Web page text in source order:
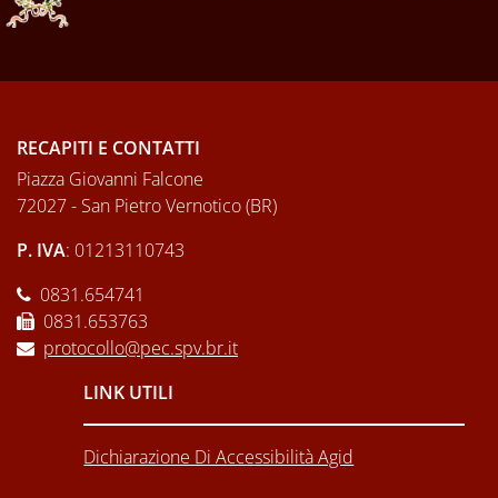
RECAPITI E CONTATTI
Piazza Giovanni Falcone
72027 - San Pietro Vernotico (BR)
P. IVA: 01213110743
0831.654741
0831.653763
protocollo@pec.spv.br.it
LINK UTILI
Dichiarazione Di Accessibilità Agid